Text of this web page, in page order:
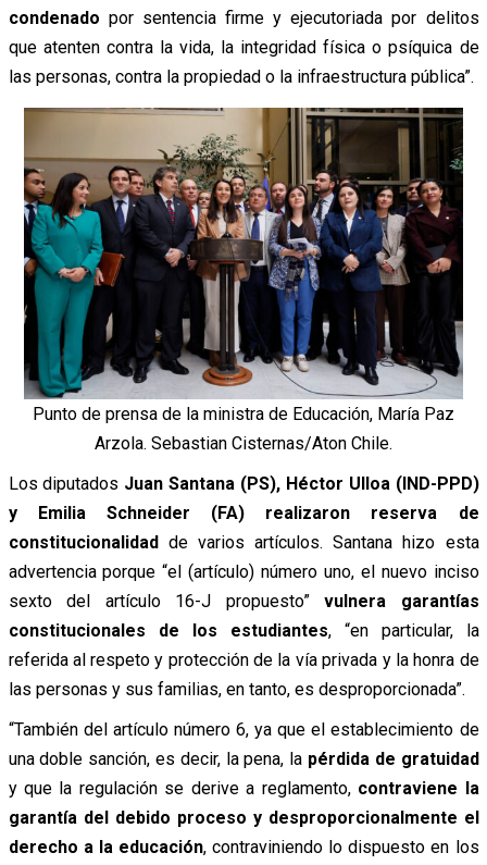
condenado por sentencia firme y ejecutoriada por delitos
que atenten contra la vida, la integridad física o psíquica de
las personas, contra la propiedad o la infraestructura pública”.
Punto de prensa de la ministra de Educación, María Paz
Arzola. Sebastian Cisternas/Aton Chile.
Los diputados Juan Santana (PS), Héctor Ulloa (IND-PPD)
y Emilia Schneider (FA) realizaron reserva de
constitucionalidad de varios artículos. Santana hizo esta
advertencia porque “el (artículo) número uno, el nuevo inciso
sexto del artículo 16-J propuesto” vulnera garantías
constitucionales de los estudiantes, “en particular, la
referida al respeto y protección de la vía privada y la honra de
las personas y sus familias, en tanto, es desproporcionada”.
“También del artículo número 6, ya que el establecimiento de
una doble sanción, es decir, la pena, la pérdida de gratuidad
y que la regulación se derive a reglamento, contraviene la
garantía del debido proceso y desproporcionalmente el
derecho a la educación, contraviniendo lo dispuesto en los